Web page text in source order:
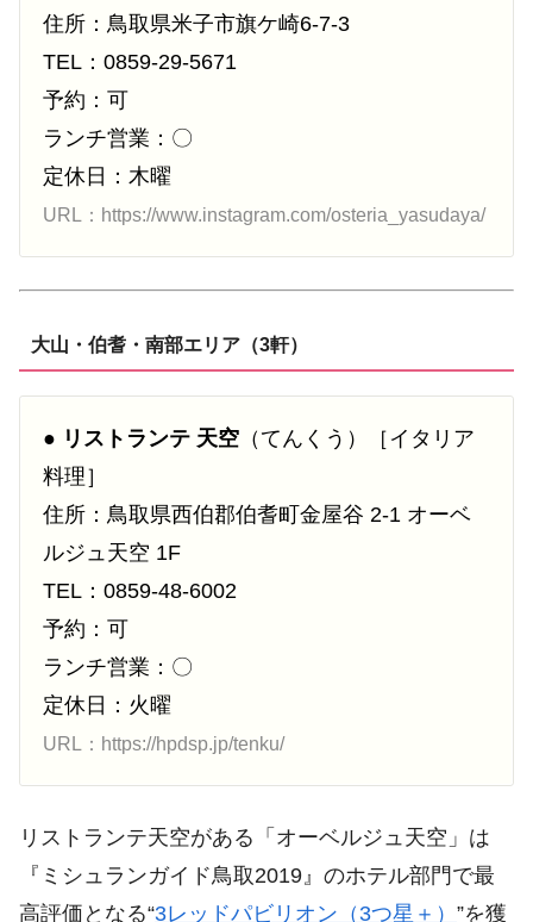
住所：鳥取県米子市旗ケ崎6-7-3
TEL：0859-29-5671
予約：可
ランチ営業：〇
定休日：木曜
URL：https://www.instagram.com/osteria_yasudaya/
大山・伯耆・南部エリア（3軒）
● リストランテ 天空 （てんくう）［イタリア
料理］
住所：鳥取県西伯郡伯耆町金屋谷 2-1 オーベ
ルジュ天空 1F
TEL：0859-48-6002
予約：可
ランチ営業：〇
定休日：火曜
URL：https://hpdsp.jp/tenku/
リストランテ天空がある「オーベルジュ天空」は
『ミシュランガイド鳥取2019』のホテル部門で最
高評価となる“3レッドパビリオン（3つ星＋） ”を獲